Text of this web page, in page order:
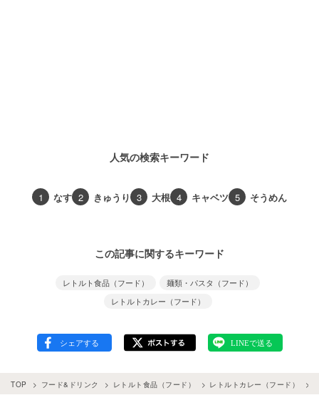
人気の検索キーワード
1 なす 2 きゅうり 3 大根 4 キャベツ 5 そうめん
この記事に関するキーワード
レトルト食品（フード）
麺類・パスタ（フード）
レトルトカレー（フード）
TOP フード&ドリンク レトルト食品（フード） レトルトカレー（フード）